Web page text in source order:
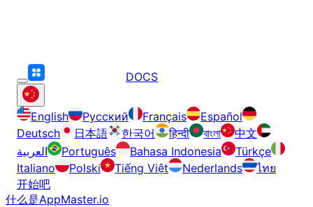
DOCS
English Русский Français
Español
Deutsch
日本語 한국어 हिन्दी বাংলা
中文
العربية
Português Bahasa Indonesia
Türkçe
Italiano
Polski Tiếng Việt Nederlands
ไทย
开始吧
什么是AppMaster.io